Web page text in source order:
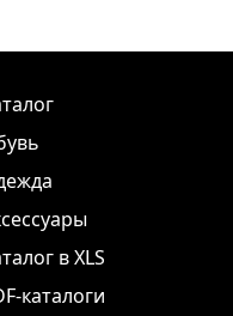
в XLS
каталоги